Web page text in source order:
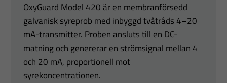
OxyGuard Model 420 är en membranförsedd
galvanisk syreprob med inbyggd tvåtråds 4–20
mA-transmitter. Proben ansluts till en DC-
matning och genererar en strömsignal mellan 4
och 20 mA, proportionell mot
syrekoncentrationen.